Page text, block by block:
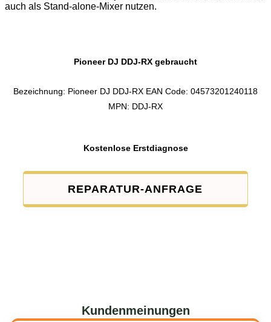
auch als Stand-alone-Mixer nutzen.
Pioneer DJ DDJ-RX gebraucht
Bezeichnung: Pioneer DJ DDJ-RX EAN Code: 04573201240118
MPN: DDJ-RX
Kostenlose Erstdiagnose
REPARATUR-ANFRAGE
Kundenmeinungen